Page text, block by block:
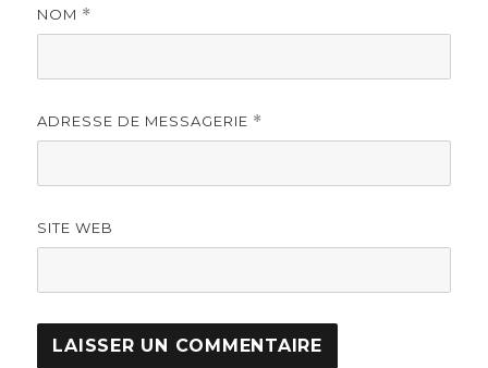
NOM *
ADRESSE DE MESSAGERIE *
SITE WEB